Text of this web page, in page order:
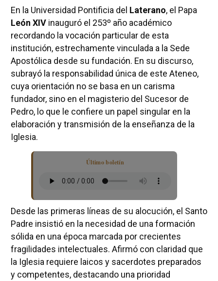
En la Universidad Pontificia del Laterano, el Papa
León XIVinauguró el 253º año académico
recordando la vocación particular de esta
institución, estrechamente vinculada a la Sede
Apostólica desde su fundación. En su discurso,
subrayó la responsabilidad única de este Ateneo,
cuya orientación no se basa en un carisma
fundador, sino en el magisterio del Sucesor de
Pedro, lo que le confiere un papel singular en la
elaboración y transmisión de la enseñanza de la
Iglesia.
Último boletín
Desde las primeras líneas de su alocución, el Santo
Padre insistió en la necesidad de una formación
sólida en una época marcada por crecientes
fragilidades intelectuales. Afirmó con claridad que
la Iglesia requiere laicos y sacerdotes preparados
y competentes, destacando una prioridad